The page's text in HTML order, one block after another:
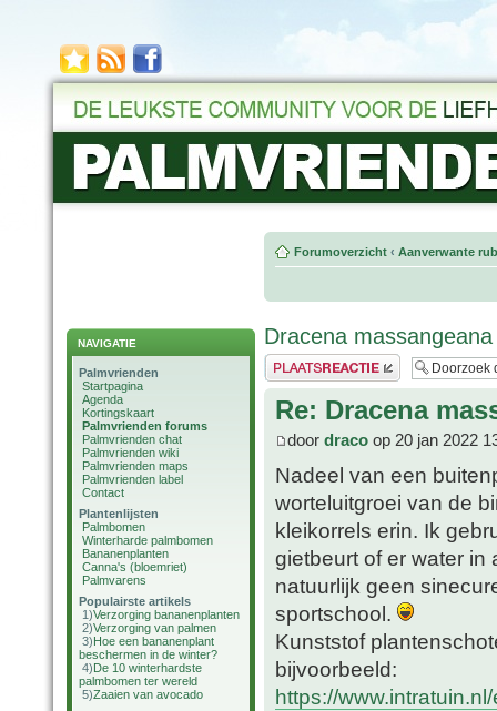
NAVIGATIE
Palmvrienden
Startpagina
Agenda
Kortingskaart
Palmvrienden forums
Palmvrienden chat
Palmvrienden wiki
Palmvrienden maps
Palmvrienden label
Contact
Plantenlijsten
Palmbomen
Winterharde palmbomen
Bananenplanten
Canna's (bloemriet)
Palmvarens
Populairste artikels
1)Verzorging bananenplanten
2)Verzorging van palmen
3)Hoe een bananenplant
beschermen in de winter?
4)De 10 winterhardste
palmbomen ter wereld
5)Zaaien van avocado
Forumoverzicht ‹ Aanverwante
Dracena massangeana
Plaats een reactie
Re: Dracena
door draco op 20 jan 2022
Nadeel van een
worteluitgroei van de
kleikorrels erin. Ik
gietbeurt of er water in
natuurlijk geen
sportschool.
Kunststof
bijvoorbeeld:
https://